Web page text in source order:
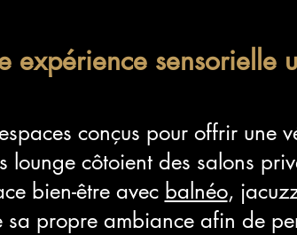
expérience sensorielle
conçus pour offrir une
lounge côtoient des salons
bien-être avec balnéo,
sa propre ambiance afin de